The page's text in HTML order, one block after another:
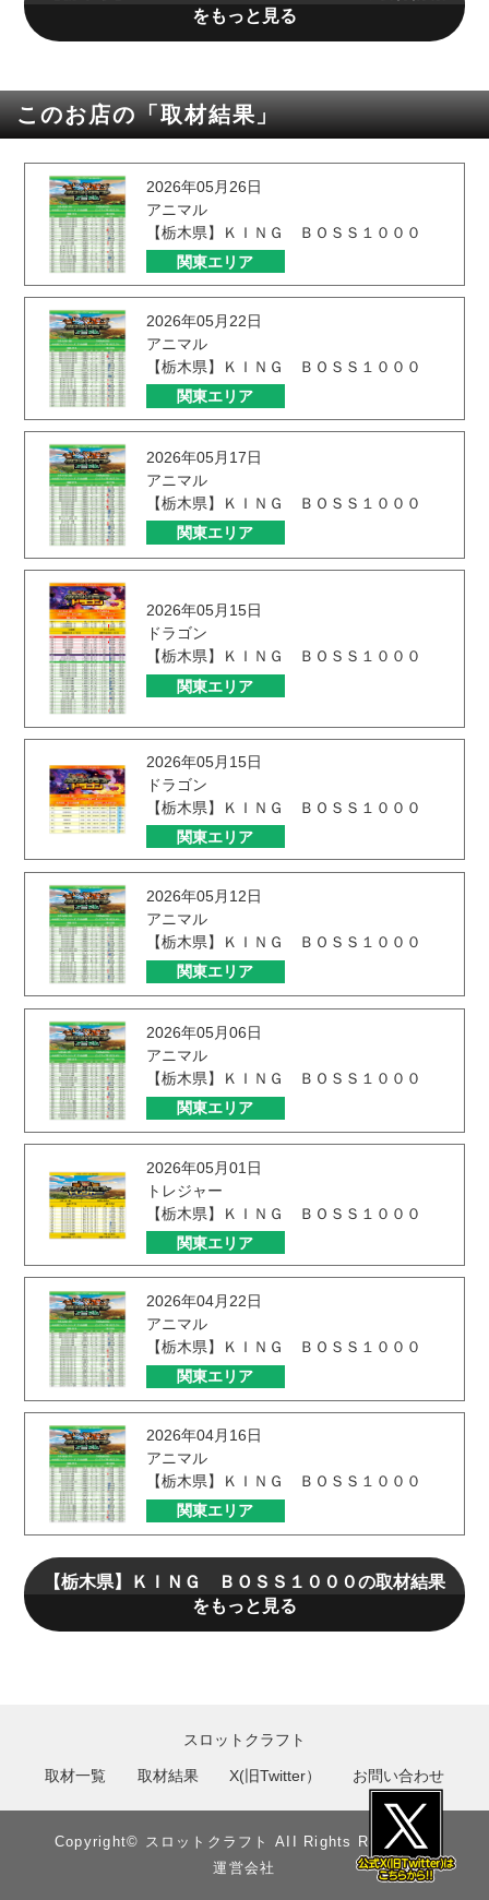
をもっと見る
このお店の「取材結果」
2026年05月26日
アニマル
【栃木県】ＫＩＮＧ ＢＯＳＳ１０００
関東エリア
2026年05月22日
アニマル
【栃木県】ＫＩＮＧ ＢＯＳＳ１０００
関東エリア
2026年05月17日
アニマル
【栃木県】ＫＩＮＧ ＢＯＳＳ１０００
関東エリア
2026年05月15日
ドラゴン
【栃木県】ＫＩＮＧ ＢＯＳＳ１０００
関東エリア
2026年05月15日
ドラゴン
【栃木県】ＫＩＮＧ ＢＯＳＳ１０００
関東エリア
2026年05月12日
アニマル
【栃木県】ＫＩＮＧ ＢＯＳＳ１０００
関東エリア
2026年05月06日
アニマル
【栃木県】ＫＩＮＧ ＢＯＳＳ１０００
関東エリア
2026年05月01日
トレジャー
【栃木県】ＫＩＮＧ ＢＯＳＳ１０００
関東エリア
2026年04月22日
アニマル
【栃木県】ＫＩＮＧ ＢＯＳＳ１０００
関東エリア
2026年04月16日
アニマル
【栃木県】ＫＩＮＧ ＢＯＳＳ１０００
関東エリア
【栃木県】ＫＩＮＧ ＢＯＳＳ１０００の取材結果
をもっと見る
スロットクラフト
取材一覧 取材結果 X(旧Twitter） お問い合わせ
Copyright©︎ スロットクラフト AII Rights Reserved.
運営会社